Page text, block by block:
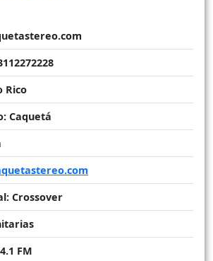
Rico
Caquetá
Crossover
FM